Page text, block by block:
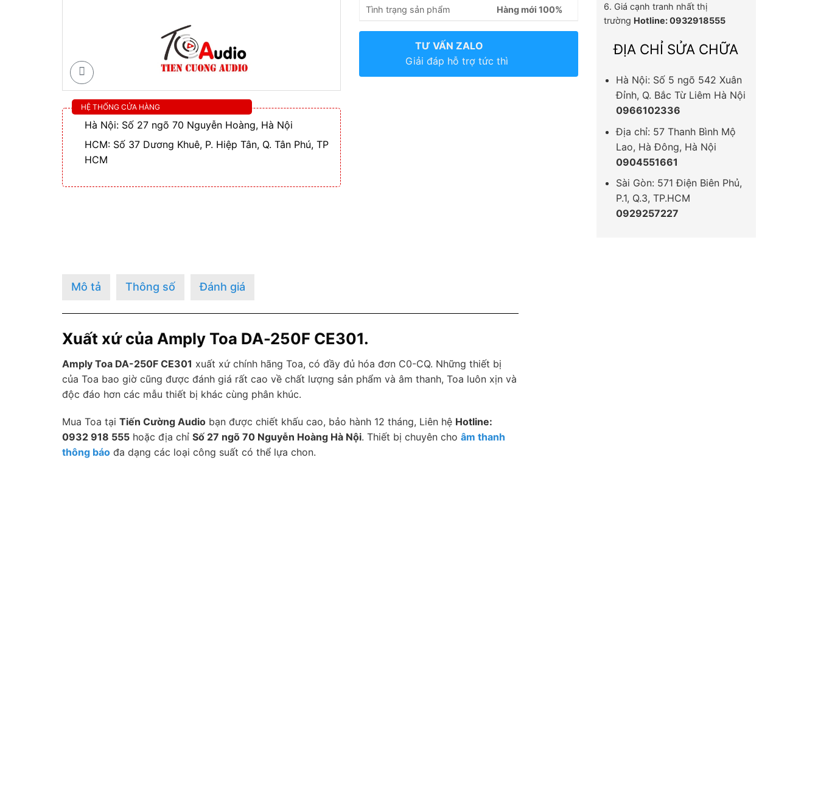
HỆ THỐNG CỬA HÀNG
Hà Nội: Số 27 ngõ 70 Nguyễn Hoàng, Hà Nội
HCM: Số 37 Dương Khuê, P. Hiệp Tân, Q. Tân Phú, TP
HCM
Tình trạng sản phẩm Hàng mới 100%
TƯ VẤN ZALO
Giải đáp hỗ trợ tức thì
6. Giá cạnh tranh nhất thị
trường Hotline: 0932918555
ĐỊA CHỈ SỬA CHỮA
Hà Nội: Số 5 ngõ 542 Xuân
Đỉnh, Q. Bắc Từ Liêm Hà Nội
0966102336
Địa chỉ: 57 Thanh Bình Mộ
Lao, Hà Đông, Hà Nội
0904551661
Sài Gòn: 571 Điện Biên Phủ,
P.1, Q.3, TP.HCM
0929257227
Mô tả Thông số Đánh giá
Xuất xứ của Amply Toa DA-250F CE301.
Amply Toa DA-250F CE301 xuất xứ chính hãng Toa, có đầy đủ hóa đơn C0-CQ. Những thiết bị
của Toa bao giờ cũng được đánh giá rất cao về chất lượng sản phẩm và âm thanh, Toa luôn xịn và
độc đáo hơn các mẫu thiết bị khác cùng phân khúc.
Mua Toa tại Tiến Cường Audio bạn được chiết khấu cao, bảo hành 12 tháng, Liên hệ Hotline:
0932 918 555 hoặc địa chỉ Số 27 ngõ 70 Nguyễn Hoàng Hà Nội. Thiết bị chuyên cho âm thanh
thông báo đa dạng các loại công suất có thể lựa chon.